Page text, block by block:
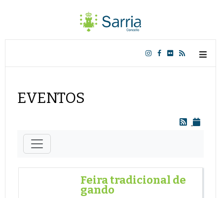
EVENTOS
Feira tradicional de
gando